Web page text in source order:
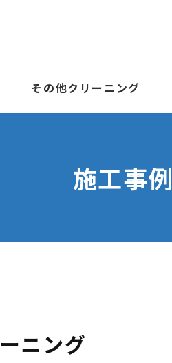
その他クリーニング
施工事例
ニング